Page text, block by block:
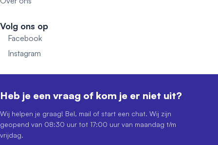
Volg ons op
Facebook
Instagram
Heb je een vraag of kom je er niet uit?
Wij helpen je graag! Bel, mail of start een chat. Wij zijn
geopend van 08:30 uur tot 17:00 uur van maandag t/m
vrijdag.